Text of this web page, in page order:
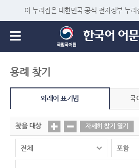
이 누리집은 대한민국 공식 전자정부 누리
용례 찾기
외래어 표기법 국
찾을 대상 자세히 찾기 열기